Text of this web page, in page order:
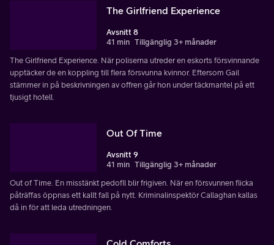
The Girlfriend Experience
Avsnitt 8
41 min Tillgänglig 3+ månader
The Girlfriend Experience. När poliserna utreder en eskorts försvinnande
upptäcker de en koppling till flera försvunna kvinnor. Eftersom Gail
stämmer in på beskrivningen av offren går hon under täckmantel på ett
tjusigt hotell.
Out Of Time
Avsnitt 9
41 min Tillgänglig 3+ månader
Out of Time. En misstänkt pedofil blir frigiven. När en försvunnen flicka
påträffas öppnas ett kallt fall på nytt. Kriminalinspektör Callaghan kallas
då in för att leda utredningen.